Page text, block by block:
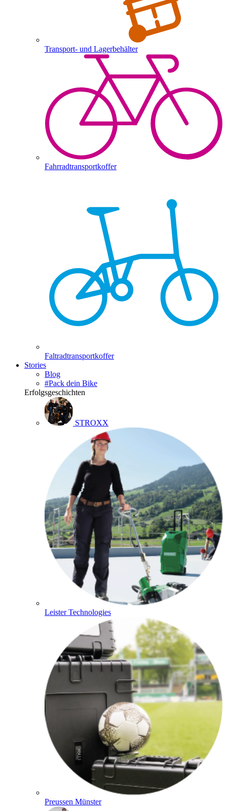
Transport- und Lagerbehälter
Fahrradtransportkoffer
Faltradtransportkoffer
Stories
Blog
#Pack dein Bike
Erfolgsgeschichten
STROXX
Leister Technologies
Preussen Münster